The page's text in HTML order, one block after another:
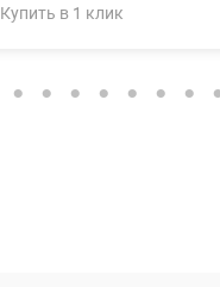
Купить в 1 клик